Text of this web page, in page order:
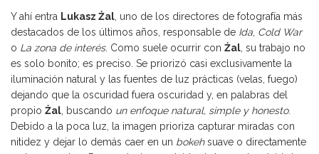
Y ahí entra Lukasz Żal , uno de los directores de fotografía más
destacados de los últimos años, responsable de Ida Cold War
o La zona de interés. Como suele ocurrir con Żal , su trabajo no
es solo bonito; es preciso. Se priorizó casi exclusivamente la
iluminación natural y las fuentes de luz prácticas (velas, fuego)
dejando que la oscuridad fuera oscuridad y, en palabras del
propio Żal , buscando un enfoque natural, simple y honesto.
Debido a la poca luz, la imagen prioriza capturar miradas con
nitidez y dejar lo demás caer en un bokehsuave o directamente